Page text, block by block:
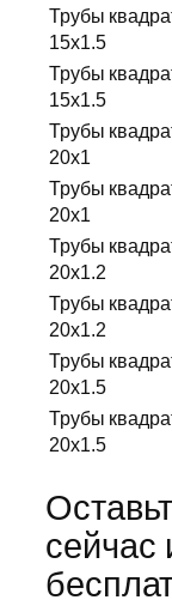
Трубы
15х1.5
Трубы
15х1.5
Трубы
20х1
Трубы
20х1
Трубы
20х1.2
Трубы
20х1.2
Трубы
20х1.5
Трубы
20х1.5
сейчас